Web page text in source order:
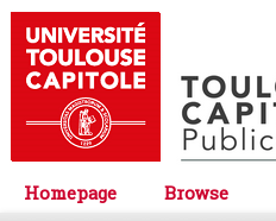
Homepage Browse